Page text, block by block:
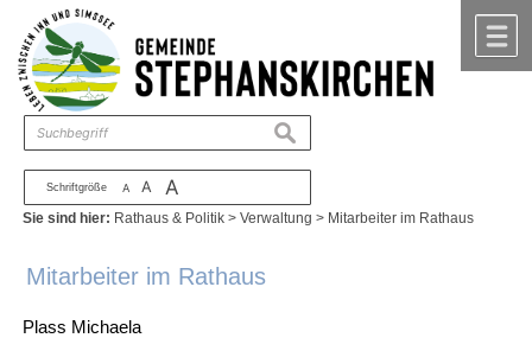
Zum Inhalt ,zur Navigation
Schriftgröße A A A
suchen
Sie sind hier: Rathaus & Politik >Verwaltung > Mitarbeiter im Rathaus
Mitarbeiter im Rathaus
Plass Michaela